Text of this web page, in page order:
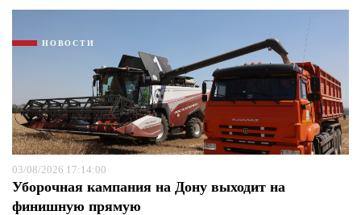
НОВОСТИ
03/08/2026 17:14:00
Уборочная кампания на Дону выходит на
финишную прямую